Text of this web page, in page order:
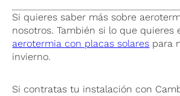
Si quieres saber más sobre
nosotros. También si lo que quieres
aerotermia con placas solares para
invierno.
Si contratas tu instalación con